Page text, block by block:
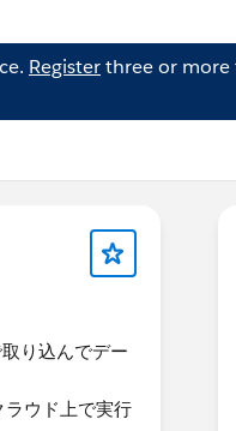
Registerthree or
り込んでデー
ラウド上で実行